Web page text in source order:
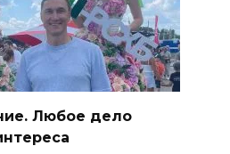
Любое дело